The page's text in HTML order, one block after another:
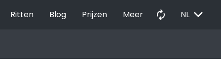
Ritten Blog Prijzen Meer autorenew NL EXPAND_MORE